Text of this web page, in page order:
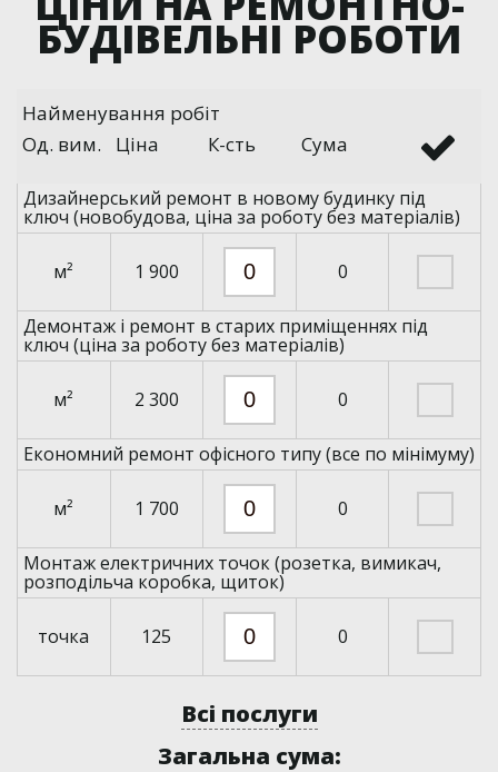
БУДІВЕЛЬНІ РОБОТИ
Найменування робіт
Од. вим.
Ціна К-сть Сума
Дизайнерський ремонт в новому будинку під
ключ (новобудова, ціна за роботу без матеріалів)
м² 1 900 0
Демонтаж і ремонт в старих приміщеннях під
ключ (ціна за роботу без матеріалів)
м² 2 300 0
Економний ремонт офісного типу (все по мінімуму)
м² 1 700 0
Монтаж електричних точок (розетка, вимикач,
розподільча коробка, щиток)
точка 125 0
Всі послуги
Загальна сума: